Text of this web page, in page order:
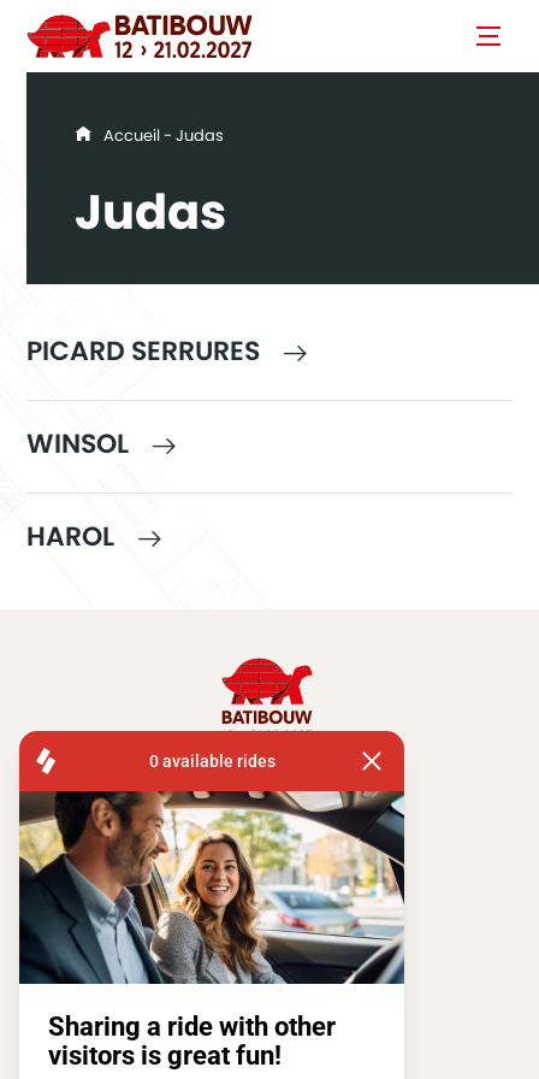
You are here
Accueil- Judas
Judas
PICARD SERRURES
WINSOL
HAROL
FISA OPERATIONS
SQUARE DE L'ATOMIUM, 1 BP 505
1020 BRUXELLES
Tel:+ 32 2 663 14 01
Restons connectés !